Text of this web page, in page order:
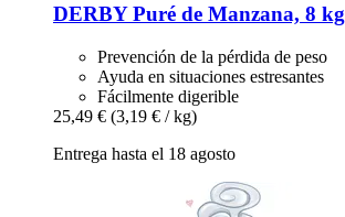
DERBYPuré de Manzana, 8 kg
Prevención de la pérdida de peso
Ayuda en situaciones estresantes
Fácilmente digerible
25,49 € (3,19 € / kg)
Entrega hasta el 18 agosto